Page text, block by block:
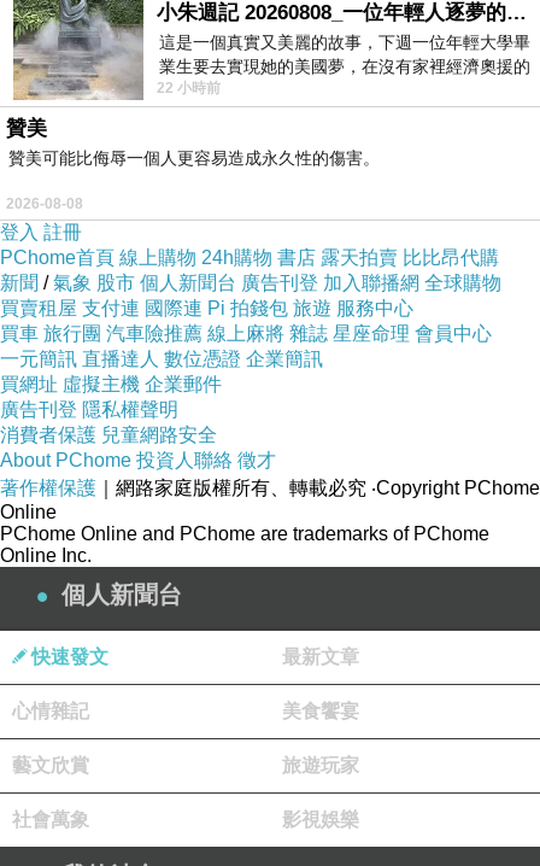
清晨六點，晨光終於從El Captain探出頭來。
屏氣凝神迎接光芒四射這一刻。
小朱週記 20260808_一位年輕人逐夢的真實故事
這是一個真實又美麗的故事，下週一位年輕大學畢
業生要去實現她的美國夢，在沒有家裡經濟奧援的
情況下，靠著自我努力工作累積出國基
22 小時前
贊美
贊美可能比侮辱一個人更容易造成永久性的傷害。
2026-08-08
登入 註冊
PChome首頁 線上購物 24h購物 書店 露天拍賣 比比昂代購
新聞 /氣象 股市 個人新聞台 廣告刊登 加入聯播網 全球購物
買賣租屋 支付連 國際連 Pi 拍錢包 旅遊 服務中心
買車 旅行團 汽車險推薦 線上麻將 雜誌 星座命理 會員中心
一元簡訊 直播達人 數位憑證 企業簡訊
買網址 虛擬主機 企業郵件
廣告刊登 隱私權聲明
消費者保護 兒童網路安全
About PChome 投資人聯絡 徵才
著作權保護 ｜網路家庭版權所有、轉載必究 ‧Copyright PChome
Online
PChome Online and PChome are trademarks of PChome
Online Inc.
個人新聞台
快速發文 最新文章
心情雜記 美食饗宴
藝文欣賞 旅遊玩家
社會萬象 影視娛樂